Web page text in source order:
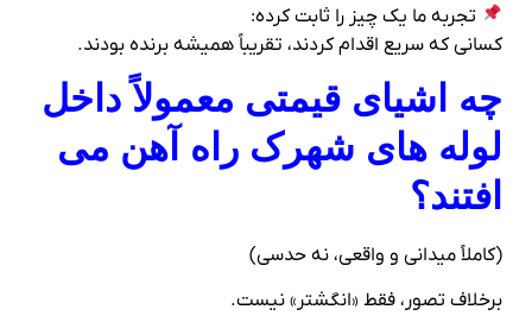
تجربه ما یک چیز را ثابت کرده:
کسانی که سریع اقدام کردند، تقریباً همیشه برنده بودند.
چه اشیای قیمتی معمولاً داخل
لوله‌ های شهرک راه‌ آهن می‌
افتند؟
(کاملاً میدانی و واقعی، نه حدسی)
برخلاف تصور، فقط «انگشتر» نیست.